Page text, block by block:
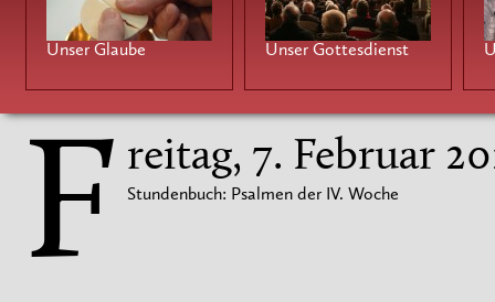
Unser Glaube Unser Gottesdienst
F reitag, 7. Februar
Stundenbuch: Psalmen der IV. Woche